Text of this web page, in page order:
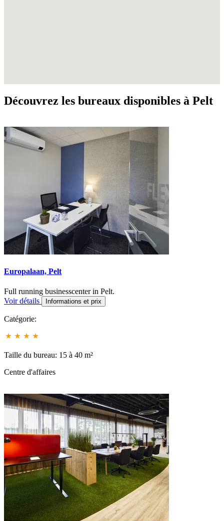
Découvrez les bureaux disponibles à Pelt
Europalaan, Pelt
Full running businesscenter in Pelt.
Voir détails
Informations et prix
Catégorie:
Taille du bureau: 15 à 40 m²
Centre d'affaires